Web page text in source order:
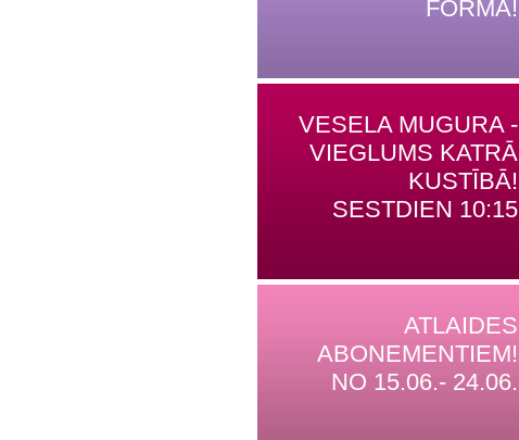
FORMĀ!
VESELA MUGURA -
VIEGLUMS KATRĀ
KUSTĪBĀ!
SESTDIEN 10:15
ATLAIDES
ABONEMENTIEM!
NO 15.06.- 24.06.